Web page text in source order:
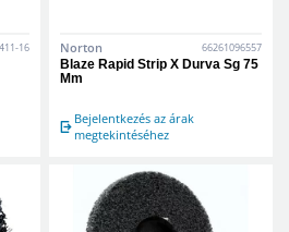
16 Norton 66261096557
Blaze Rapid Strip X Durva Sg 75
Mm
Bejelentkezés az árak
megtekintéséhez